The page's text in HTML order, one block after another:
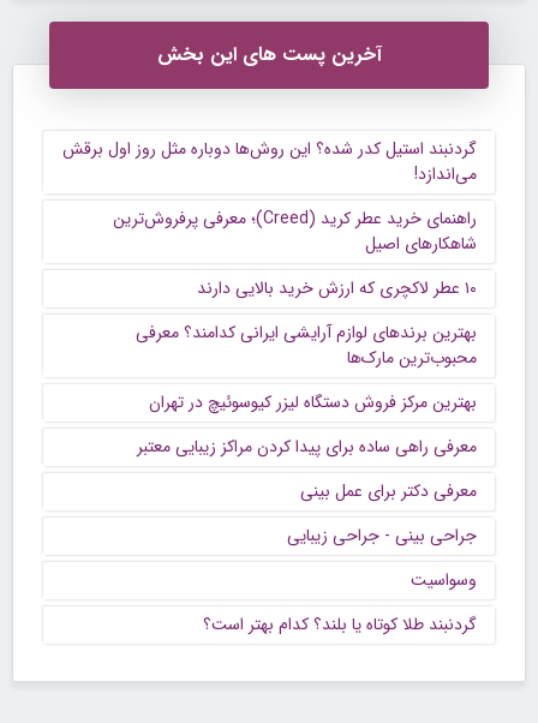
آخرین پست های این بخش
گردنبند استیل کدر شده؟ این روش‌ها دوباره مثل روز اول برقش
می‌اندازد!
راهنمای خرید عطر کرید (Creed)؛ معرفی پرفروش‌ترین
شاهکارهای اصیل
۱۰ عطر لاکچری که ارزش خرید بالایی دارند
بهترین برندهای لوازم آرایشی ایرانی کدامند؟ معرفی
محبوب‌ترین مارک‌ها
بهترین مرکز فروش دستگاه لیزر کیوسوئیچ در تهران
معرفی راهی ساده برای پیدا کردن مراکز زیبایی معتبر
معرفی دکتر برای عمل بینی
جراحی بینی - جراحی زیبایی
وسواسیت
گردنبند طلا کوتاه یا بلند؟ کدام بهتر است؟